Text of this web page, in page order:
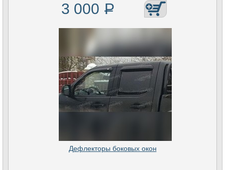
3 000 Р
Дефлекторы боковых окон